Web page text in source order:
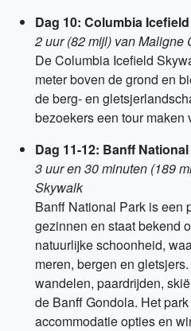
Dag 10: Columbia
2 uur (82 mijl) van Maligne
De Columbia Icefield
meter boven de grond en
de berg- en
bezoekers een tour maken
Dag 11-12: Banff
3 uur en 30 minuten (189
Skywalk
Banff National Park is een
gezinnen en staat bekend
natuurlijke schoonheid,
meren, bergen en
wandelen, paardrijden,
de Banff Gondola. Het
accommodatie opties en